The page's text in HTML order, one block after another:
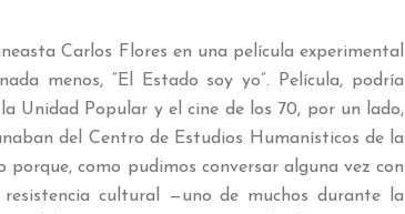
Carlos Flores en una película experimental
menos, “El Estado soy yo”. Película, podría
Unidad Popular y el cine de los 70, por un lado,
del Centro de Estudios Humanísticos de la
como pudimos conversar alguna vez con
cultural —uno de muchos durante la